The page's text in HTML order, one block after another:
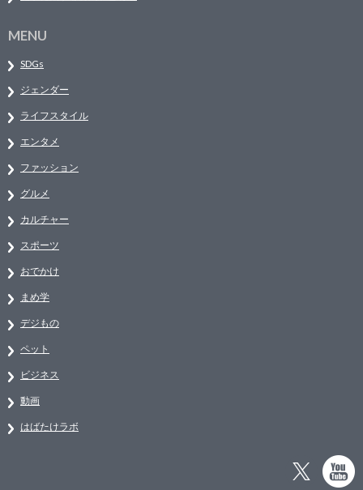
MENU
SDGs
ジェンダー
ライフスタイル
エンタメ
ファッション
グルメ
カルチャー
スポーツ
おでかけ
まめ学
デジもの
ペット
ビジネス
動画
はばたけラボ